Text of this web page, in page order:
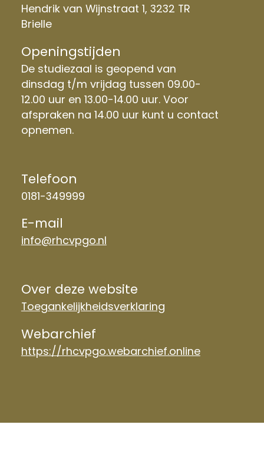
Hendrik van Wijnstraat 1, 3232 TR
Brielle
Openingstijden
De studiezaal is geopend van
dinsdag t/m vrijdag tussen 09.00-
12.00 uur en 13.00-14.00 uur. Voor
afspraken na 14.00 uur kunt u contact
opnemen.
Telefoon
0181-349999
E-mail
info@rhcvpgo.nl
Over deze website
Toegankelijkheidsverklaring
Webarchief
https://rhcvpgo.webarchief.online